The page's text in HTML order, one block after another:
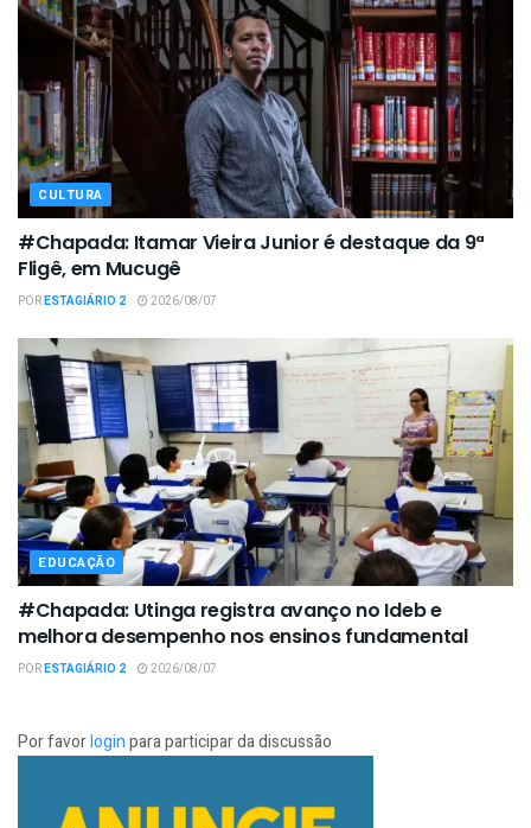
CULTURA
#Chapada: Itamar Vieira Junior é destaque da 9ª
Fligê, em Mucugê
PORESTAGIÁRIO 2 2026/08/07
EDUCAÇÃO
#Chapada: Utinga registra avanço no Ideb e
melhora desempenho nos ensinos fundamental
PORESTAGIÁRIO 2 2026/08/07
Por favorloginpara participar da discussão